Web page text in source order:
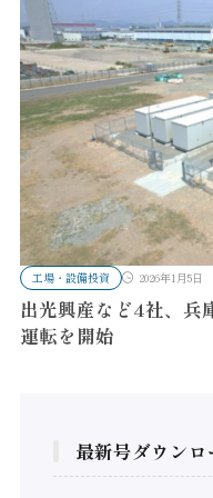
工場・設備投資 2026年1月5日
出光興産など4社、兵
運転を開始
最新号ダウンロ